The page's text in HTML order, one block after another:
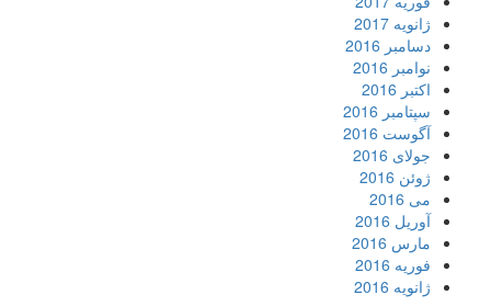
ژانویه 2017
دسامبر 2016
نوامبر 2016
اکتبر 2016
سپتامبر 2016
آگوست 2016
جولای 2016
ژوئن 2016
می 2016
آوریل 2016
مارس 2016
فوریه 2016
ژانویه 2016